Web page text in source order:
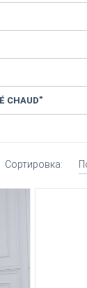
CHAUD"
Сортировка